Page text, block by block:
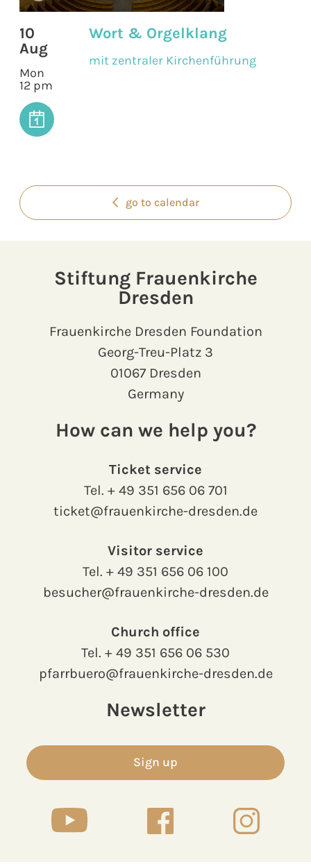
10
Aug
Mon
12 pm
Wort & Orgelklang
mit zentraler Kirchenführung
go to calendar
Stiftung Frauenkirche
Dresden
Frauenkirche Dresden Foundation
Georg-Treu-Platz 3
01067 Dresden
Germany
How can we help you?
Ticket service
Tel. + 49 351 656 06 701
ticket@frauenkirche-dresden.de
Visitor service
Tel. + 49 351 656 06 100
besucher@frauenkirche-dresden.de
Church office
Tel. + 49 351 656 06 530
pfarrbuero@frauenkirche-dresden.de
Newsletter
Sign up